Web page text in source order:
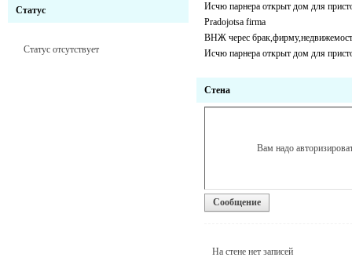
Статус
Статус отсутствует
Исчю парнера открыт дом для
Pradojotsa firma
ВНЖ черес
Исчю парнера открыт дом для
Стена
Вам надо
Сообщение
На стене нет записей